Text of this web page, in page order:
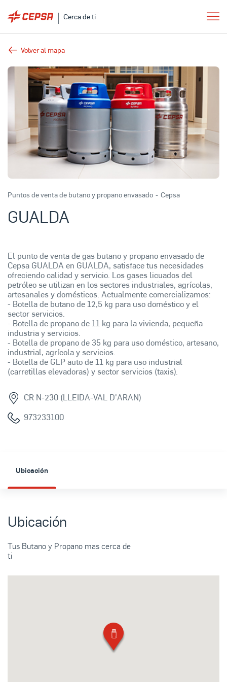
Cerca de ti
Volver al mapa
Puntos de venta de butano y propano envasado - Cepsa
GUALDA
El punto de venta de gas butano y propano envasado de
Cepsa GUALDA en GUALDA, satisface tus necesidades
ofreciendo calidad y servicio. Los gases licuados del
petróleo se utilizan en los sectores industriales, agrícolas,
artesanales y domésticos. Actualmente comercializamos:
- Botella de butano de 12,5 kg para uso doméstico y el
sector servicios.
- Botella de propano de 11 kg para la vivienda, pequeña
industria y servicios.
- Botella de propano de 35 kg para uso doméstico, artesano,
industrial, agrícola y servicios.
- Botella de GLP auto de 11 kg para uso industrial
(carretillas elevadoras) y sector servicios (taxis).
CR N-230 (LLEIDA-VAL D'ARAN)
973233100
Ubicación
Ubicación
Tus Butano y Propano mas cerca de
ti